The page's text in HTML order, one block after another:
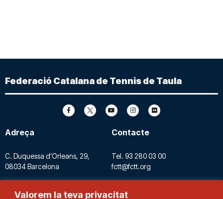
Valorem la teva privacitat
Federació Catalana de Tennis de Taula
Adreça
C. Duquessa d’Orleans, 29,
08034 Barcelona
Contacte
Tel. 93 280 03 00
fctt@fctt.org